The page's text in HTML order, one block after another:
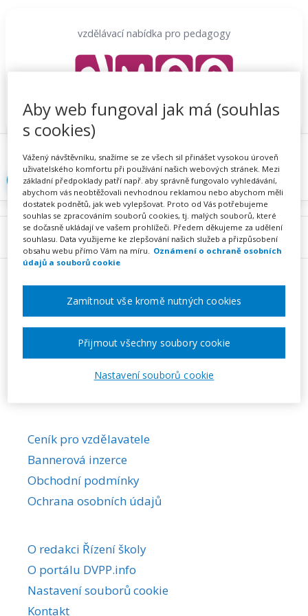
vzdělávací nabídka pro pedagogy
Proč se registrovat Hlídací sojka
Registrace
Přihlásit
Požadovaná akce nebyla nalezena.
Menu
Ceník pro vzdělavatele
Bannerová inzerce
Obchodní podmínky
Ochrana osobních údajů
O redakci Řízení školy
O portálu DVPP.info
Nastavení souborů cookie
Kontakt
Aby web fungoval jak má (souhlas
s cookies)
Vážený návštěvníku, snažíme se ze všech sil přinášet vysokou úroveň
uživatelského komfortu při používání našich webových stránek. Mezi
základní předpoklady patří např. aby správně fungovalo vyhledávání,
abychom vás neobtěžovali nevhodnou reklamou nebo abychom měli
dostatek podnětů, jak web vylepšovat. Proto od Vás potřebujeme
souhlas se zpracováním souborů cookies, tj. malých souborů, které
se dočasně ukládají ve vašem prohlížeči. Předem děkujeme za udělení
souhlasu. Data využijeme ke zlepšování našich služeb a přizpůsobení
obsahu webu přímo Vám na míru. Oznámení o ochraně osobních
údajů a souborů cookie
Nastavení souborů cookie
Zamítnout vše kromě nutných cookies
Přijmout všechny soubory cookie